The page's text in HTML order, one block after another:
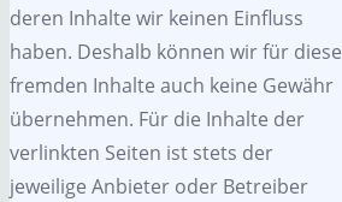
deren Inhalte wir keinen Einfluss
haben. Deshalb können wir für diese
fremden Inhalte auch keine Gewähr
übernehmen. Für die Inhalte der
verlinkten Seiten ist stets der
jeweilige Anbieter oder Betreiber